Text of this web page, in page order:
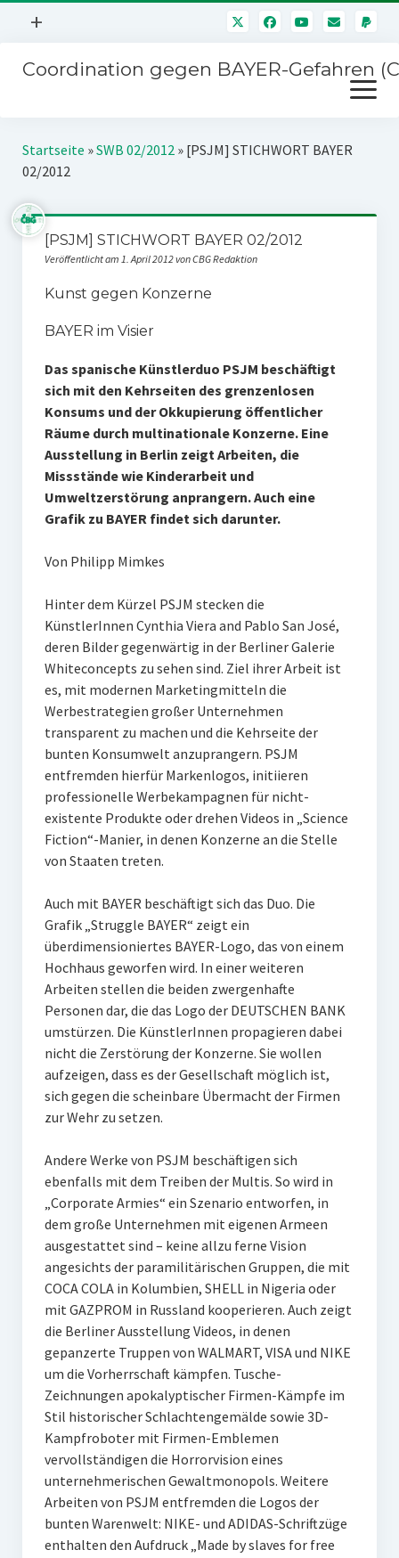
Menü
+
Mitmachen
Über uns
Kontakt
Impressum
Coordination gegen BAYER-Gefahren
Menü
öffnen
Kampagnen
Stichwort BAYER
Jahrestagung
SPENDEN
Startseite »SWB 02/2012» [PSJM] STICHWORT BAYER
02/2012
[PSJM] STICHWORT BAYER 02/2012
Veröffentlicht am 1. April 2012 von CBG Redaktion
Kunst gegen Konzerne
BAYER im Visier
Das spanische Künstlerduo PSJM beschäftigt
sich mit den Kehrseiten des grenzenlosen
Konsums und der Okkupierung öffentlicher
Räume durch multinationale Konzerne. Eine
Ausstellung in Berlin zeigt Arbeiten, die
Missstände wie Kinderarbeit und
Umweltzerstörung anprangern. Auch eine
Grafik zu BAYER findet sich darunter.
Von Philipp Mimkes
Hinter dem Kürzel PSJM stecken die
KünstlerInnen Cynthia Viera and Pablo San José,
deren Bilder gegenwärtig in der Berliner Galerie
Whiteconcepts zu sehen sind. Ziel ihrer Arbeit ist
es, mit modernen Marketingmitteln die
Werbestrategien großer Unternehmen
transparent zu machen und die Kehrseite der
bunten Konsumwelt anzuprangern. PSJM
entfremden hierfür Markenlogos, initiieren
professionelle Werbekampagnen für nicht-
existente Produkte oder drehen Videos in „Science
Fiction“-Manier, in denen Konzerne an die Stelle
von Staaten treten.
Auch mit BAYER beschäftigt sich das Duo. Die
Grafik „Struggle BAYER“ zeigt ein
überdimensioniertes BAYER-Logo, das von einem
Hochhaus geworfen wird. In einer weiteren
Arbeiten stellen die beiden zwergenhafte
Personen dar, die das Logo der DEUTSCHEN BANK
umstürzen. Die KünstlerInnen propagieren dabei
nicht die Zerstörung der Konzerne. Sie wollen
aufzeigen, dass es der Gesellschaft möglich ist,
sich gegen die scheinbare Übermacht der Firmen
zur Wehr zu setzen.
Andere Werke von PSJM beschäftigen sich
ebenfalls mit dem Treiben der Multis. So wird in
„Corporate Armies“ ein Szenario entworfen, in
dem große Unternehmen mit eigenen Armeen
ausgestattet sind – keine allzu ferne Vision
angesichts der paramilitärischen Gruppen, die mit
COCA COLA in Kolumbien, SHELL in Nigeria oder
mit GAZPROM in Russland kooperieren. Auch zeigt
die Berliner Ausstellung Videos, in denen
gepanzerte Truppen von WALMART, VISA und NIKE
um die Vorherrschaft kämpfen. Tusche-
Zeichnungen apokalyptischer Firmen-Kämpfe im
Stil historischer Schlachtengemälde sowie 3D-
Kampfroboter mit Firmen-Emblemen
vervollständigen die Horrorvision eines
unternehmerischen Gewaltmonopols. Weitere
Arbeiten von PSJM entfremden die Logos der
bunten Warenwelt: NIKE- und ADIDAS-Schriftzüge
enthalten den Aufdruck „Made by slaves for free